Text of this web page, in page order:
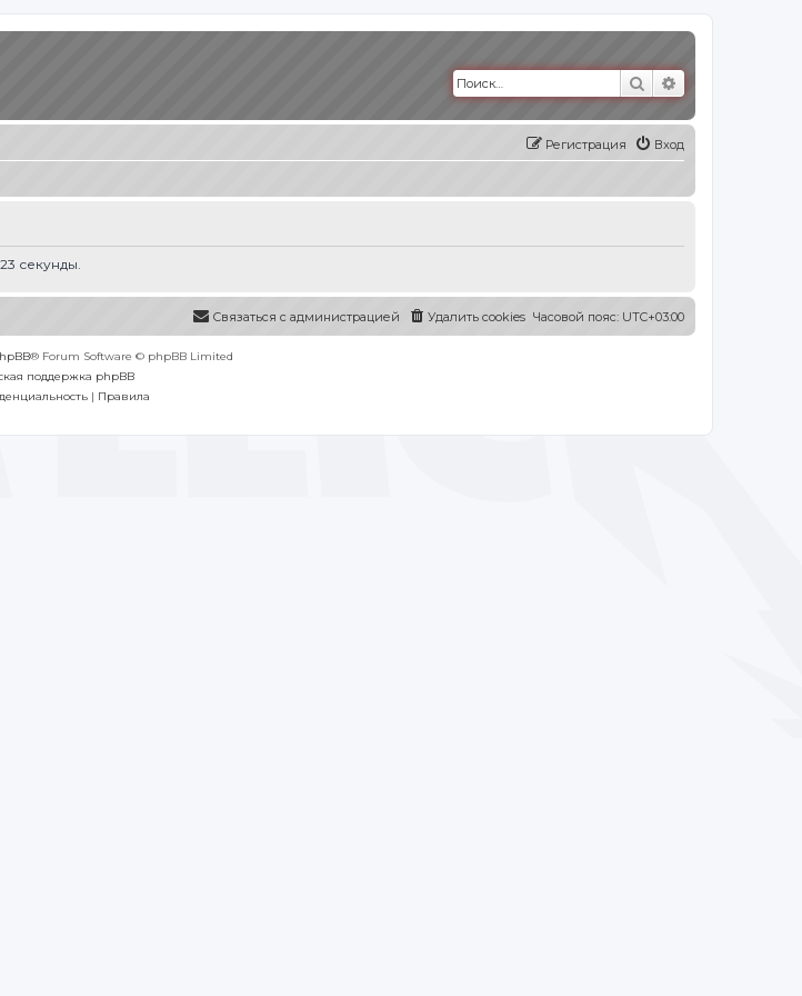
Поиск
Вход
Регистрация
секунды.
Часовой пояс: UTC+03:00
Удалить cookies
Связаться с администрацией
® Forum Software © phpBB Limited
поддержка phpBB
| Правила